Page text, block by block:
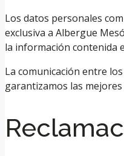
Los datos personales
exclusiva a Albergue
la información contenida
La comunicación entre
garantizamos las